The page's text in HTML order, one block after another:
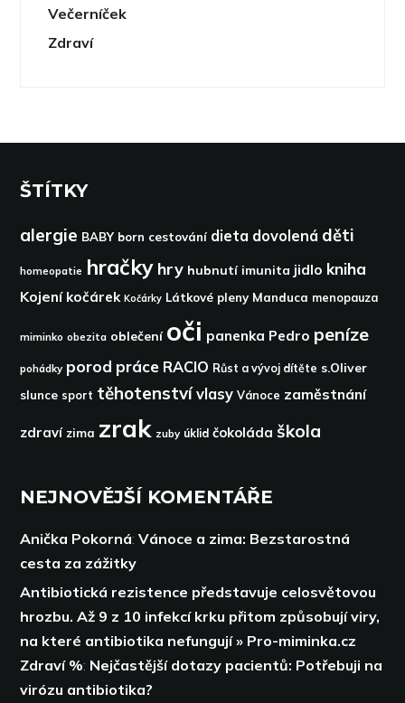
Večerníček
Zdraví
ŠTÍTKY
alergie BABY born cestování dieta dovolená děti
homeopatie hračky hry hubnutí imunita jidlo kniha
Kojení kočárek Kočárky Látkové pleny Manduca menopauza
miminko obezita oblečení oči panenka Pedro peníze
pohádky porod práce RACIO Růst a vývoj dítěte s.Oliver
slunce sport těhotenství vlasy Vánoce zaměstnání
zdraví zima zrak zuby úklid čokoláda škola
NEJNOVĚJŠÍ KOMENTÁŘE
Anička Pokorná:Vánoce a zima: Bezstarostná
cesta za zážitky
Antibiotická rezistence představuje celosvětovou
hrozbu. Až 9 z 10 infekcí krku přitom způsobují viry,
na které antibiotika nefungují » Pro-miminka.cz
Zdraví %: Nejčastější dotazy pacientů: Potřebuji na
virózu antibiotika?